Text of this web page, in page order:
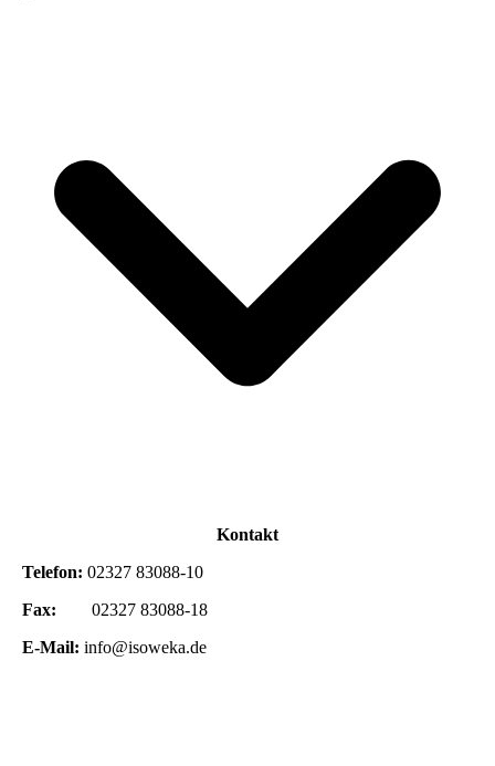
Kontakt
Telefon: 02327 83088-10
Fax: 02327 83088-18
E-Mail: info@isoweka.de